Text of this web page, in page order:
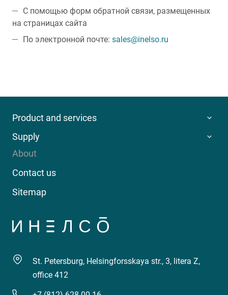
С помощью форм обратной связи, размещенных
на страницах сайта
По электронной почте: sales@inelso.ru
Product and services
Supply
About
Contact us
Sitemap
St. Petersburg, Helsingforsskaya str., 3, litera Z,
office 412